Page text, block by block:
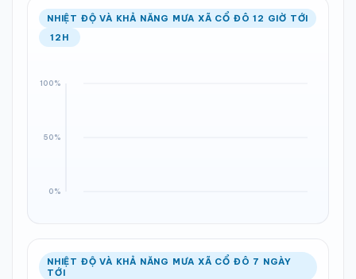
Ổn định Khả năng mưa
NHIỆT ĐỘ VÀ KHẢ NĂNG MƯA XÃ CỔ ĐÔ 12 GIỜ TỚI
12H
NHIỆT ĐỘ VÀ KHẢ NĂNG MƯA XÃ CỔ ĐÔ 7 NGÀY
TỚI